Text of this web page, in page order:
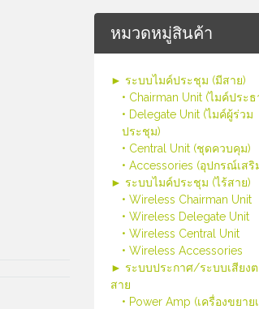
หมวดหมู่สินค้า
► ระบบไมค์ประชุม (มีสาย)
• Chairman Unit (ไมค์ประ
• Delegate Unit (ไมค์ผู้ร่วม
ประชุม)
• Central Unit (ชุดควบคุม)
• Accessories (อุปกรณ์เสริ
► ระบบไมค์ประชุม (ไร้สาย)
• Wireless Chairman Unit
• Wireless Delegate Unit
• Wireless Central Unit
• Wireless Accessories
► ระบบประกาศ/ระบบเสียง
สาย
• Power Amp (เครื่องขยาย